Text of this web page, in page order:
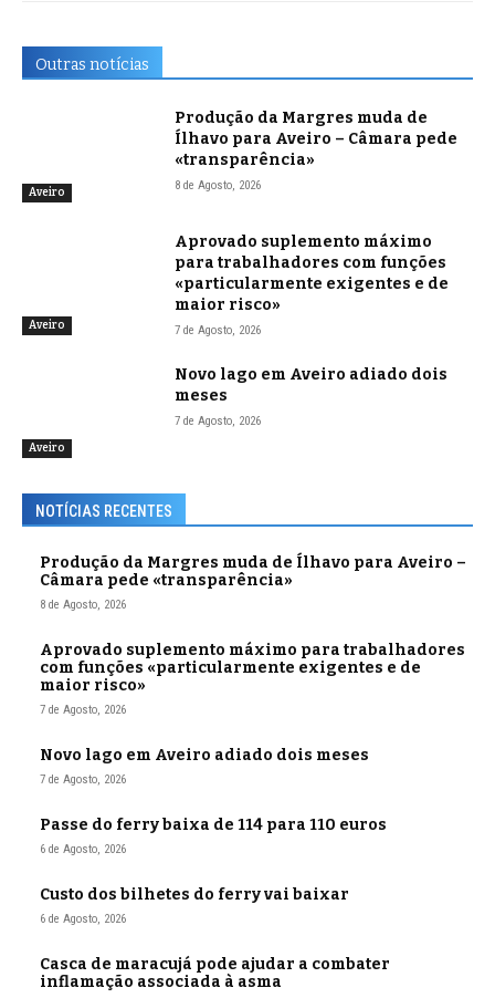
Outras notícias
Aveiro
Produção da Margres muda de
Ílhavo para Aveiro – Câmara pede
«transparência»
8 de Agosto, 2026
Aveiro
Aprovado suplemento máximo
para trabalhadores com funções
«particularmente exigentes e de
maior risco»
7 de Agosto, 2026
Aveiro
Novo lago em Aveiro adiado dois
meses
7 de Agosto, 2026
NOTÍCIAS RECENTES
Produção da Margres muda de Ílhavo para Aveiro –
Câmara pede «transparência»
8 de Agosto, 2026
Aprovado suplemento máximo para trabalhadores
com funções «particularmente exigentes e de
maior risco»
7 de Agosto, 2026
Novo lago em Aveiro adiado dois meses
7 de Agosto, 2026
Passe do ferry baixa de 114 para 110 euros
6 de Agosto, 2026
Custo dos bilhetes do ferry vai baixar
6 de Agosto, 2026
Casca de maracujá pode ajudar a combater
inflamação associada à asma